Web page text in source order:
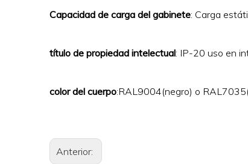
Capacidad de carga del gabinete: Carga
título de propiedad intelectual: IP-20 uso en
color del cuerpo:RAL9004(negro) o
Anterior: